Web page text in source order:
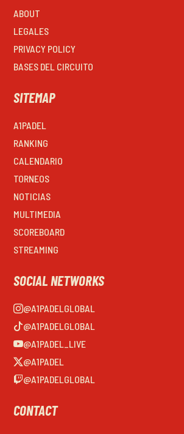
ABOUT
LEGALES
PRIVACY POLICY
BASES DEL CIRCUITO
SITEMAP
A1PADEL
RANKING
CALENDARIO
TORNEOS
NOTICIAS
MULTIMEDIA
SCOREBOARD
STREAMING
SOCIAL NETWORKS
@A1PADELGLOBAL
@A1PADELGLOBAL
@A1PADEL_LIVE
@A1PADEL
@A1PADELGLOBAL
CONTACT